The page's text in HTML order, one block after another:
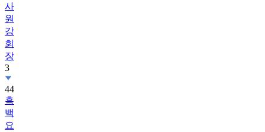
사
원
강
회
장
3
44
흑
백
요